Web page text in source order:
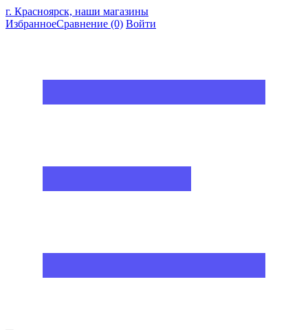
г. Красноярск, наши магазины
ИзбранноеСравнение (0) Войти